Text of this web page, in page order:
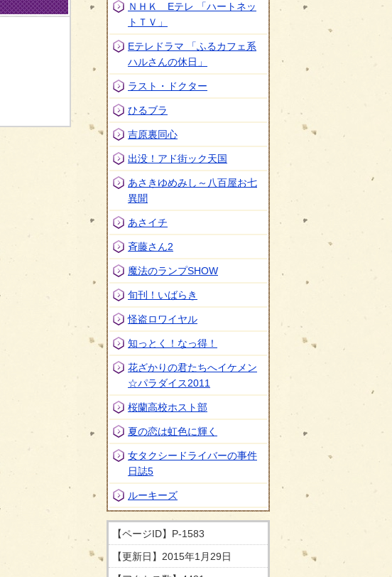
ＮＨＫ Eテレ 「ハートネッ
トＴＶ」
Eテレドラマ 「ふるカフェ系
ハルさんの休日」
ラスト・ドクター
ひるブラ
吉原裏同心
出没！アド街ック天国
あさきゆめみし～八百屋お七
異聞
あさイチ
斉藤さん2
魔法のランプSHOW
旬刊！いばらき
怪盗ロワイヤル
知っとく！なっ得！
花ざかりの君たちへイケメン
☆パラダイス2011
桜蘭高校ホスト部
夏の恋は虹色に輝く
女タクシードライバーの事件
日誌5
ルーキーズ
【ページID】 P-1583
【更新日】 2015年1月29日